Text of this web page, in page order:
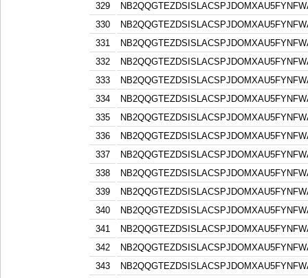
329
330
331
332
333
334
335
336
337
338
339
340
341
342
343